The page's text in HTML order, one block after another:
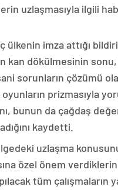
uzlaşmasıyla ilgili
ülkenin imza attığı
kan dökülmesinin sonu,
sorunların çözümü
prizmasıyla
bunun da çağdaş
kaydetti.
uzlaşma
özel önem
tüm çalışmaların